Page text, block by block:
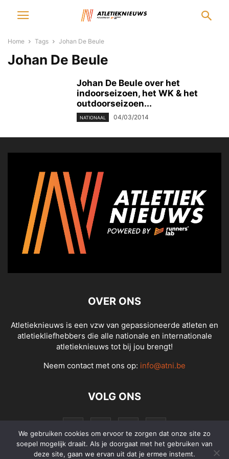
Home Tags Johan De Beule
Johan De Beule
Johan De Beule over het
indoorseizoen, het WK & het
outdoorseizoen...
NATIONAAL 04/03/2014
OVER ONS
Atletieknieuws is een vzw van gepassioneerde atleten en
atletiekliefhebbers die alle nationale en internationale
atletieknieuws tot bij jou brengt!
Neem contact met ons op: info@atni.be
VOLG ONS
We gebruiken cookies om ervoor te zorgen dat onze site zo
soepel mogelijk draait. Als je doorgaat met het gebruiken van
deze site, gaan we ervan uit dat je ermee instemt.